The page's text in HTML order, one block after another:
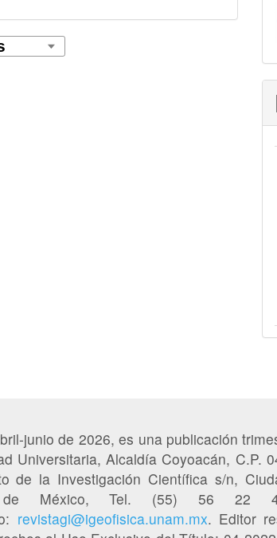
junio de 2026, es una publicación
Universitaria, Alcaldía Coyoacán, C.P.
de la Investigación Científica s/n,
de México, Tel. (55) 56 22
revistagi@igeofisica.unam.mx. Editor